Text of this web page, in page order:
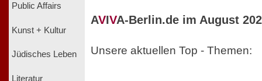
Public Affairs
Kunst + Kultur
Jüdisches Leben
Literatur
AVIVA-Berlin.de im August
Unsere aktuellen Top - Themen: